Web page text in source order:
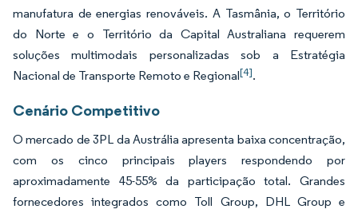
manufatura de energias renováveis. A Tasmânia, o Território
do Norte e o Território da Capital Australiana requerem
soluções multimodais personalizadas sob a Estratégia
Nacional de Transporte Remoto e Regional[4].
Cenário Competitivo
O mercado de 3PL da Austrália apresenta baixa concentração,
com os cinco principais players respondendo por
aproximadamente 45-55% da participação total. Grandes
fornecedores integrados como Toll Group, DHL Group e